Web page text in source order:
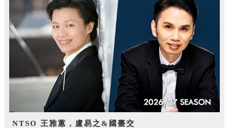
NTSO 王雅蕙，盧易之&國臺交